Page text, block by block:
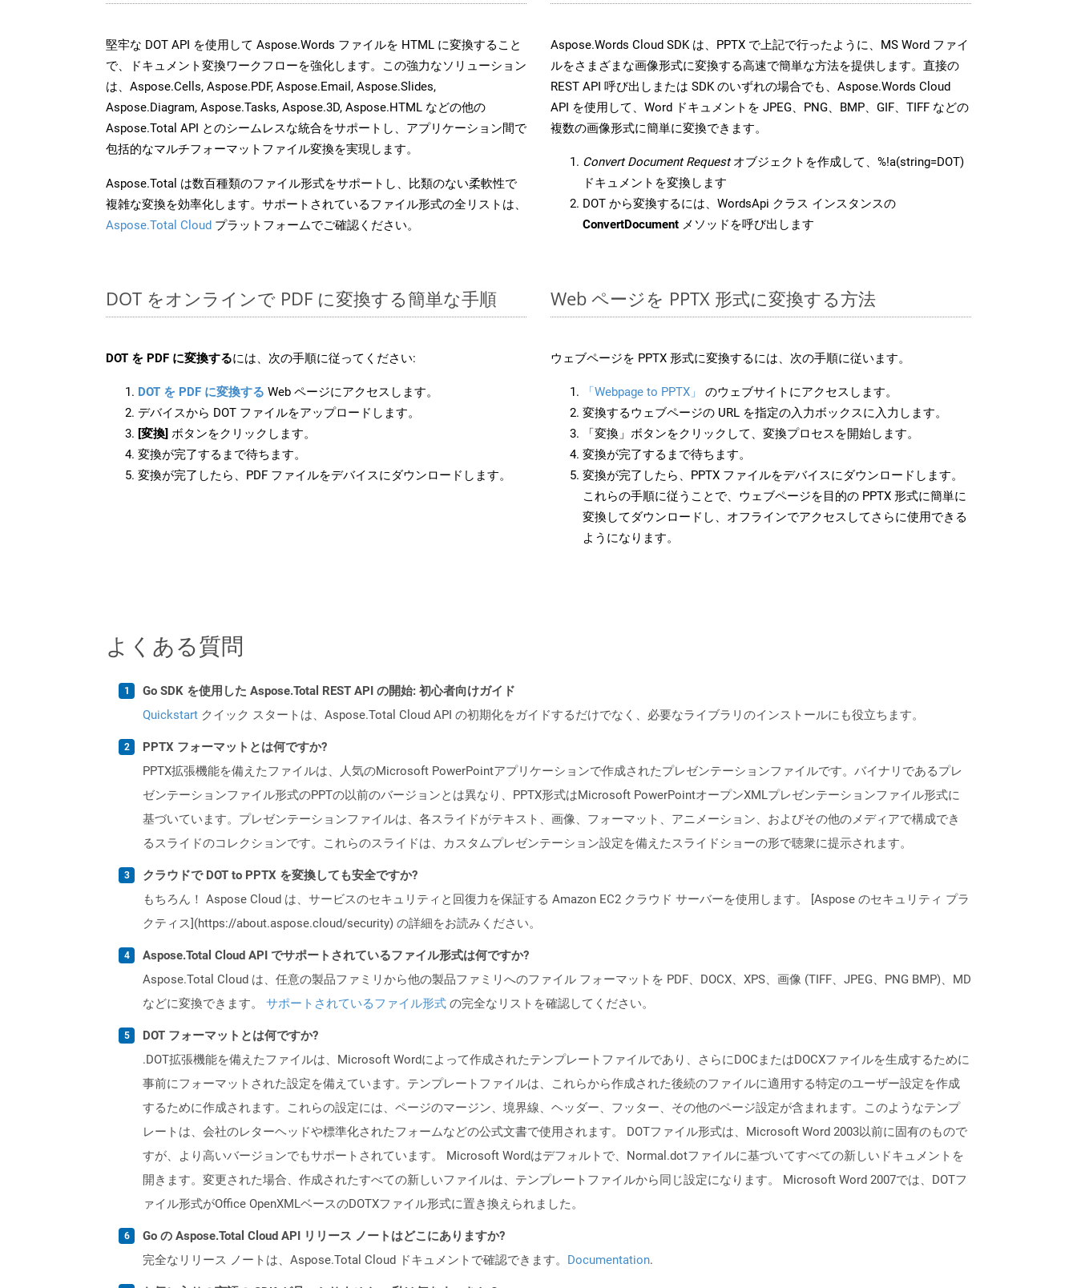
堅牢な DOT API を使用して Aspose.Words ファイルを HTML に変換すること
で、ドキュメント変換ワークフローを強化します。この強力なソリューション
は、Aspose.Cells, Aspose.PDF, Aspose.Email, Aspose.Slides,
Aspose.Diagram, Aspose.Tasks, Aspose.3D, Aspose.HTML などの他の
Aspose.Total API とのシームレスな統合をサポートし、アプリケーション間で
包括的なマルチフォーマットファイル変換を実現します。
Aspose.Total は数百種類のファイル形式をサポートし、比類のない柔軟性で
複雑な変換を効率化します。サポートされているファイル形式の全リストは、
Aspose.Total Cloud プラットフォームでご確認ください。
Aspose.Words Cloud SDK は、PPTX で上記で行ったように、MS Word ファイ
ルをさまざまな画像形式に変換する高速で簡単な方法を提供します。直接の
REST API 呼び出しまたは SDK のいずれの場合でも、Aspose.Words Cloud
API を使用して、Word ドキュメントを JPEG、PNG、BMP、GIF、TIFF などの
複数の画像形式に簡単に変換できます。
Convert Document Requestオブジェクトを作成して、%!a(string=DOT)
ドキュメントを変換します
DOT から変換するには、WordsApi クラス インスタンスの
ConvertDocument メソッドを呼び出します
DOT をオンラインで PDF に変換する簡単な手順
DOT を PDF に変換するには、次の手順に従ってください:
DOT を PDF に変換する Web ページにアクセスします。
デバイスから DOT ファイルをアップロードします。
[変換] ボタンをクリックします。
変換が完了するまで待ちます。
変換が完了したら、PDF ファイルをデバイスにダウンロードします。
Web ページを PPTX 形式に変換する方法
ウェブページを PPTX 形式に変換するには、次の手順に従います。
「Webpage to PPTX」
のウェブサイトにアクセスします。
変換するウェブページの URL を指定の入力ボックスに入力します。
「変換」ボタンをクリックして、変換プロセスを開始します。
変換が完了するまで待ちます。
変換が完了したら、PPTX ファイルをデバイスにダウンロードします。
これらの手順に従うことで、ウェブページを目的の PPTX 形式に簡単に
変換してダウンロードし、オフラインでアクセスしてさらに使用できる
ようになります。
よくある質問
Go SDK を使用した Aspose.Total REST API の開始: 初心者向けガイド
Quickstart クイック スタートは、Aspose.Total Cloud API の初期化をガイドするだけでなく、必要なライブラリのインストールにも役立ちます。
PPTX フォーマットとは何ですか?
PPTX拡張機能を備えたファイルは、人気のMicrosoft PowerPointアプリケーションで作成されたプレゼンテーションファイルです。バイナリであるプレ
ゼンテーションファイル形式のPPTの以前のバージョンとは異なり、PPTX形式はMicrosoft PowerPointオープンXMLプレゼンテーションファイル形式に
基づいています。プレゼンテーションファイルは、各スライドがテキスト、画像、フォーマット、アニメーション、およびその他のメディアで構成でき
るスライドのコレクションです。これらのスライドは、カスタムプレゼンテーション設定を備えたスライドショーの形で聴衆に提示されます。
クラウドで DOT to PPTX を変換しても安全ですか?
もちろん！ Aspose Cloud は、サービスのセキュリティと回復力を保証する Amazon EC2 クラウド サーバーを使用します。 [Aspose のセキュリティ プラ
クティス](https://about.aspose.cloud/security) の詳細をお読みください。
Aspose.Total Cloud API でサポートされているファイル形式は何ですか?
Aspose.Total Cloud は、任意の製品ファミリから他の製品ファミリへのファイル フォーマットを PDF、DOCX、XPS、画像 (TIFF、JPEG、PNG BMP)、MD
などに変換できます。 サポートされているファイル形式 の完全なリストを確認してください。
DOT フォーマットとは何ですか?
.DOT拡張機能を備えたファイルは、Microsoft Wordによって作成されたテンプレートファイルであり、さらにDOCまたはDOCXファイルを生成するために
事前にフォーマットされた設定を備えています。テンプレートファイルは、これらから作成された後続のファイルに適用する特定のユーザー設定を作成
するために作成されます。これらの設定には、ページのマージン、境界線、ヘッダー、フッター、その他のページ設定が含まれます。このようなテンプ
レートは、会社のレターヘッドや標準化されたフォームなどの公式文書で使用されます。 DOTファイル形式は、Microsoft Word 2003以前に固有のもので
すが、より高いバージョンでもサポートされています。 Microsoft Wordはデフォルトで、Normal.dotファイルに基づいてすべての新しいドキュメントを
開きます。変更された場合、作成されたすべての新しいファイルは、テンプレートファイルから同じ設定になります。 Microsoft Word 2007では、DOTフ
ァイル形式がOffice OpenXMLベースのDOTXファイル形式に置き換えられました。
Go の Aspose.Total Cloud API リリース ノートはどこにありますか?
完全なリリース ノートは、Aspose.Total Cloud ドキュメントで確認できます。 Documentation.